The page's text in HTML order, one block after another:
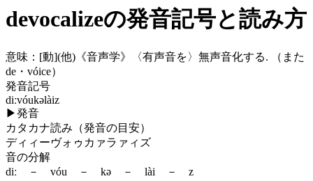
devocalizeの発音記号と読み方
意味： [動](他) 《音声学》〈有声音を〉無声音化する. （また
de・vóice）
発音記号
diːvóukəlàiz
▶発音
カタカナ読み（発音の目安）
ディィーヴォゥカァラァィズ
音の分解
diː － vóu － kə － lài － z